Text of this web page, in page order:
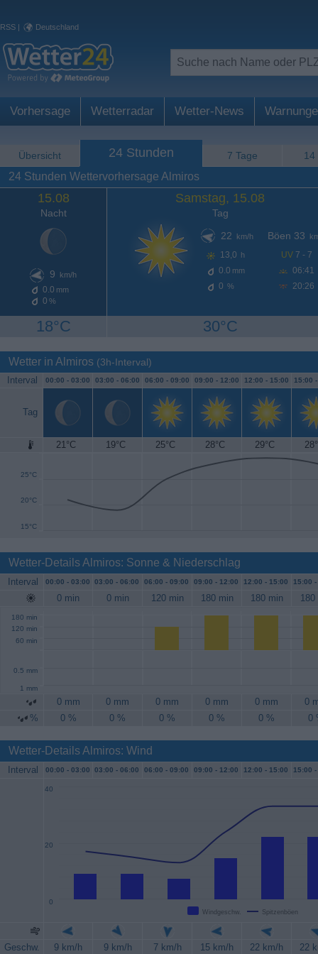
RSS | Deutschland
Vorhersage Wetterradar Wetter-News
Übersicht 24 Stunden 7 Tage 14
24 Stunden Wettervorhersage Almiros
15.08
Nacht
9 km/h
0.0 mm
0 %
18°C
Samstag, 15.08
Tag
22
km/h
13,0 h
0.0 mm
0 %
Böen 33
UV 7 - 7
06:41
20:26
30°C
Wetter in Almiros (3h-Interval)
Interval 00:00 - 03:00 03:00 - 06:00 06:00 - 09:00 09:00 - 12:00 12:00 - 15:00 15:00
Tag
21°C 19°C 25°C 28°C 29°C
15°C
20°C
25°C
30°C
Wetter-Details Almiros: Sonne & Niederschlag
Interval 00:00 - 03:00 03:00 - 06:00 06:00 - 09:00 09:00 - 12:00 12:00 - 15:00 15:00 -
0 min 0 min 120 min 180 min 180 min 180
60 min
120 min
180 min
0.5 mm
1 mm
0 mm 0 mm 0 mm 0 mm 0 mm
0
%
0 % 0 % 0 % 0 % 0 % 0
Wetter-Details Almiros: Wind
Interval 00:00 - 03:00 03:00 - 06:00 06:00 - 09:00 09:00 - 12:00 12:00 - 15:00 15:00 -
Windgeschw. Spitzenböen
0
20
40
Geschw. 9 km/h 9 km/h 7 km/h 15 km/h 22 km/h
22